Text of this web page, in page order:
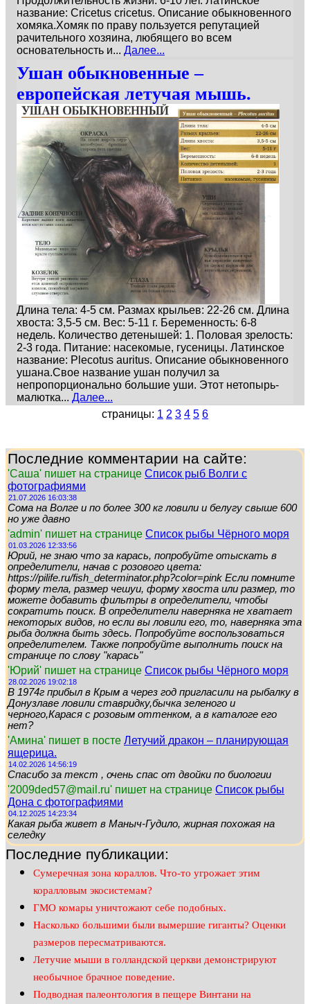
название: Cricetus cricetus. Описание обыкновенного
хомяка.Хомяк по праву пользуется репутацией
рачительного хозяина, любящего во всем
основательность и... Далее...
Ушан обыкновенные –
европейская летучая мышь.
Длина тела: 4-5 см. Размах крыльев: 22-26 см. Длина
хвоста: 3,5-5 см. Вес: 5-11 г. Беременность: 6-8
недель. Количество детенышей: 1. Половая зрелость:
2-3 года. Питание: насекомые, гусеницы. Латинское
название: Plecotus auritus. Описание обыкновенного
ушана.Свое название ушан получил за
непропорционально большие уши. Этот нетопырь-
малютка... Далее...
страницы: 1 2 3 4 5 6
Последние комментарии на сайте:
'Саша' пишет на странице Список рыб Волги с
фотографиями
21.07.2026 16:03:38
Сома на Волге и по более 300 кг ловили и белугу свыше 600
но уже давно
'admin' пишет на странице Список рыбы Чёрного моря
01.03.2026 12:33:56
Юрий, не знаю что за карась, попробуйте отыскать в
определители, начав с розового цвета:
https://pilife.ru/fish_determinator.php?color=pink Если помните
форму тела, размер чешуи, форму хвоста или размер, то
можете добавить фильтры в определители, чтобы
сократить поиск. В определители наверняка не хватает
некоторых видов, но если вы ловили его, то, наверняка эта
рыба должна быть здесь. Попробуйте воспользоваться
определителем. Также попробуйте выполнить поиск на
странице по слову "карась"
'Юрий' пишет на странице Список рыбы Чёрного моря
28.02.2026 19:02:18
В 1974г прибыл в Крым а через год пригласили на рыбалку в
Донузлаве ловили ставридку,бычка зеленого и
черного,Карася с розовым оттенком, а в каталоге его
нет?
'Амина' пишет в посте Летучий дракон – планирующая
ящерица.
14.02.2026 14:56:19
Спасибо за текст , очень спас от двойки по биологии
'2009ded57@mail.ru' пишет на странице Список рыбы
Дона с фотографиями
04.12.2025 14:23:34
Какая рыба живет в Маныч-Гудило, жирная похожая на
селедку
Последние публикации:
Сумеречная зона кораллов. Что-то угрожает этим
коралловым экосистемам?
ГМО комары уничтожают себе подобных.
Насколько большими были вымершие гиганты? Оценки
размеров пересматриваются.
Летучие мыши в голландской церкви демонстрируют
необычное брачное поведение.
Подводная палеонтология в пещере Винтани на